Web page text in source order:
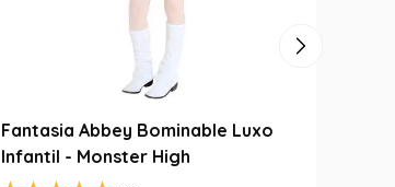
Fantasia Abbey Bominable Luxo
Infantil - Monster High